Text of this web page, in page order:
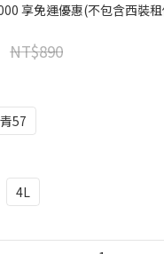
享免運優惠(不包含西裝
NT$890
57
4L